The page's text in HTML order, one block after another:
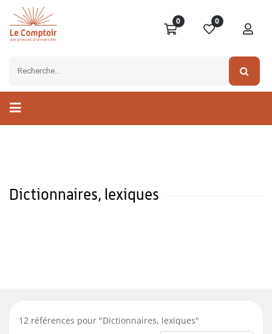
0 0
Dictionnaires, lexiques
12 références pour "Dictionnaires, lexiques"